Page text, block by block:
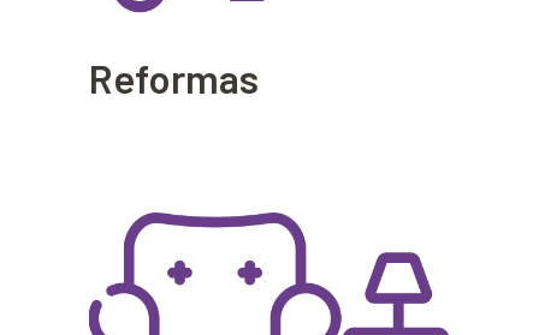
Reformas